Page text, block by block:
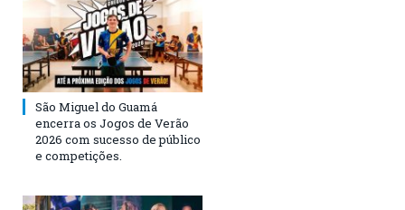
São Miguel do Guamá
encerra os Jogos de Verão
2026 com sucesso de público
e competições.